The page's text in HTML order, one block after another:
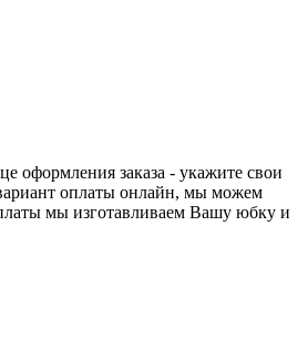
оформления заказа - укажите свои
оплаты онлайн, мы можем
мы изготавливаем Вашу юбку и